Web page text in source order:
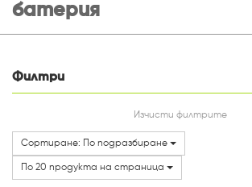
батерия
Филтри
Марки
Изчисти филтрите
Сортиране: По подразбиране
По 20 продукта на страница